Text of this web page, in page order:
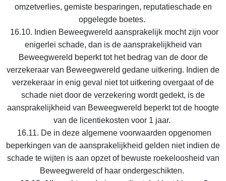
omzetverlies, gemiste besparingen, reputatieschade en
opgelegde boetes.
16.10. Indien Beweegwereld aansprakelijk mocht zijn voor
enigerlei schade, dan is de aansprakelijkheid van
Beweegwereld beperkt tot het bedrag van de door de
verzekeraar van Beweegwereld gedane uitkering. Indien de
verzekeraar in enig geval niet tot uitkering overgaat of de
schade niet door de verzekering wordt gedekt, is de
aansprakelijkheid van Beweegwereld beperkt tot de hoogte
van de licentiekosten voor 1 jaar.
16.11. De in deze algemene voorwaarden opgenomen
beperkingen van de aansprakelijkheid gelden niet indien de
schade te wijten is aan opzet of bewuste roekeloosheid van
Beweegwereld of haar ondergeschikten.